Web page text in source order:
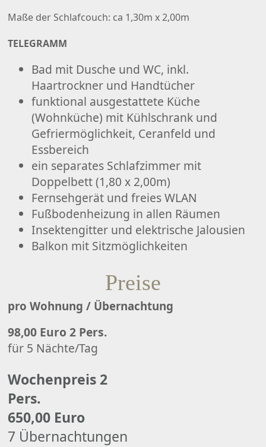
Maße der Schlafcouch: ca 1,30m x 2,00m
TELEGRAMM
Bad mit Dusche und WC, inkl.
Haartrockner und Handtücher
funktional ausgestattete Küche
(Wohnküche) mit Kühlschrank und
Gefriermöglichkeit, Ceranfeld und
Essbereich
ein separates Schlafzimmer mit
Doppelbett (1,80 x 2,00m)
Fernsehgerät und freies WLAN
Fußbodenheizung in allen Räumen
Insektengitter und elektrische Jalousien
Balkon mit Sitzmöglichkeiten
Preise
pro Wohnung / Übernachtung
98,00 Euro 2 Pers.
für 5 Nächte/Tag
Wochenpreis 2
Pers.
650,00 Euro
7 Übernachtungen